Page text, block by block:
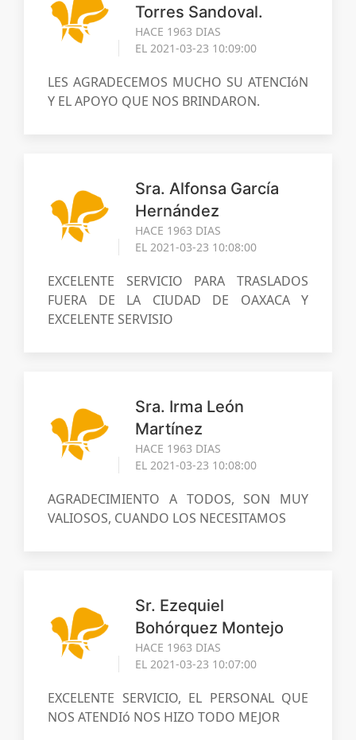
Torres Sandoval.
HACE 1963 DIAS
EL 2021-03-23 10:09:00
LES AGRADECEMOS MUCHO SU ATENCIóN
Y EL APOYO QUE NOS BRINDARON.
Sra. Alfonsa García
Hernández
HACE 1963 DIAS
EL 2021-03-23 10:08:00
EXCELENTE SERVICIO PARA TRASLADOS
FUERA DE LA CIUDAD DE OAXACA Y
EXCELENTE SERVISIO
Sra. Irma León
Martínez
HACE 1963 DIAS
EL 2021-03-23 10:08:00
AGRADECIMIENTO A TODOS, SON MUY
VALIOSOS, CUANDO LOS NECESITAMOS
Sr. Ezequiel
Bohórquez Montejo
HACE 1963 DIAS
EL 2021-03-23 10:07:00
EXCELENTE SERVICIO, EL PERSONAL QUE
NOS ATENDIó NOS HIZO TODO MEJOR